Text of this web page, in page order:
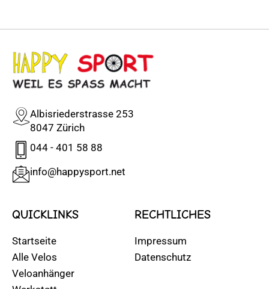
Albisriederstrasse 253
8047 Zürich
044 - 401 58 88
info@happysport.net
QUICKLINKS
Startseite
Alle Velos
Veloanhänger
RECHTLICHES
Impressum
Datenschutz